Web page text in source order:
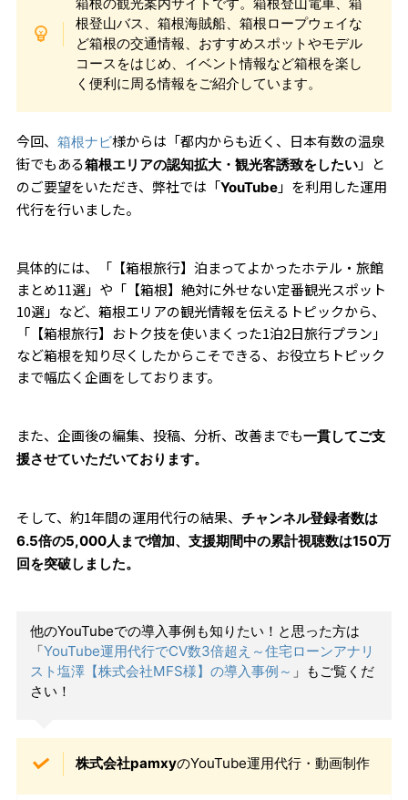
根登山バス、箱根海賊船、箱根ロープウェイな
ど箱根の交通情報、おすすめスポットやモデル
コースをはじめ、イベント情報など箱根を楽し
く便利に周る情報をご紹介しています。
今回、 箱根ナビ様からは「都内からも近く、日本有数の温泉
街でもある箱根エリアの認知拡大・観光客誘致をしたい」と
のご要望をいただき、弊社では「YouTube」を利用した運用
代行を行いました。
具体的には、「【箱根旅行】泊まってよかったホテル・旅館
まとめ11選」や「【箱根】絶対に外せない定番観光スポット
10選」など、箱根エリアの観光情報を伝えるトピックから、
「【箱根旅行】おトク技を使いまくった1泊2日旅行プラン」
など箱根を知り尽くしたからこそできる、お役立ちトピック
まで幅広く企画をしております。
また、企画後の編集、投稿、分析、改善までも一貫してご支
援させていただいております。
そして、約1年間の運用代行の結果、 チャンネル登録者数は
6.5倍の5,000人まで増加、支援期間中の累計視聴数は150万
回を突破しました。
他のYouTubeでの導入事例も知りたい！と思った方は
「YouTube運用代行でCV数3倍超え～住宅ローンアナリ
スト塩澤【株式会社MFS様】の導入事例～ 」もご覧くだ
さい！
株式会社pamxyのYouTube運用代行・動画制作